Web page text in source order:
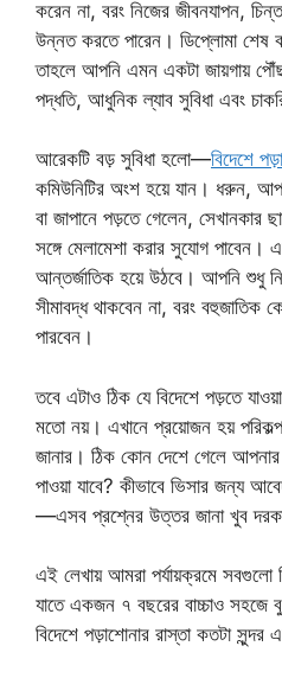
করেন না, বরং নিজের জীবনযাপন,
উন্নত করতে পারেন। ডিপ্লোমা শেষ
তাহলে আপনি এমন একটা জায়গায়
পদ্ধতি, আধুনিক ল্যাব সুবিধা এবং
আরেকটি বড় সুবিধা হলো—বিদেশে
কমিউনিটির অংশ হয়ে যান। ধরুন,
বা জাপানে পড়তে গেলেন, সেখানকার
সঙ্গে মেলামেশা করার সুযোগ পাবেন।
আন্তর্জাতিক হয়ে উঠবে। আপনি শুধু
সীমাবদ্ধ থাকবেন না, বরং বহুজাতিক
পারবেন।
তবে এটাও ঠিক যে বিদেশে পড়তে
মতো নয়। এখানে প্রয়োজন হয়
জানার। ঠিক কোন দেশে গেলে
পাওয়া যাবে? কীভাবে ভিসার জন্য
—এসব প্রশ্নের উত্তর জানা খুব
এই লেখায় আমরা পর্যায়ক্রমে সবগুলো
যাতে একজন ৭ বছরের বাচ্চাও সহজে
বিদেশে পড়াশোনার রাস্তা কতটা সুন্দর